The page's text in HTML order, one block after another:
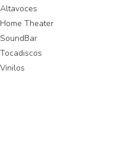
Altavoces
Home Theater
SoundBar
Tocadiscos
Vinilos